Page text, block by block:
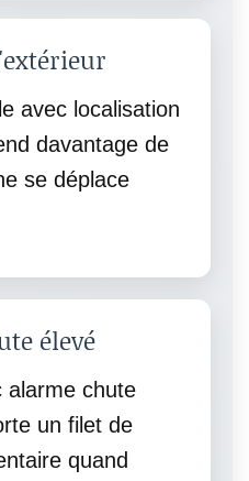
avec localisation
davantage de
se déplace
élevé
alarme chute
un filet de
quand